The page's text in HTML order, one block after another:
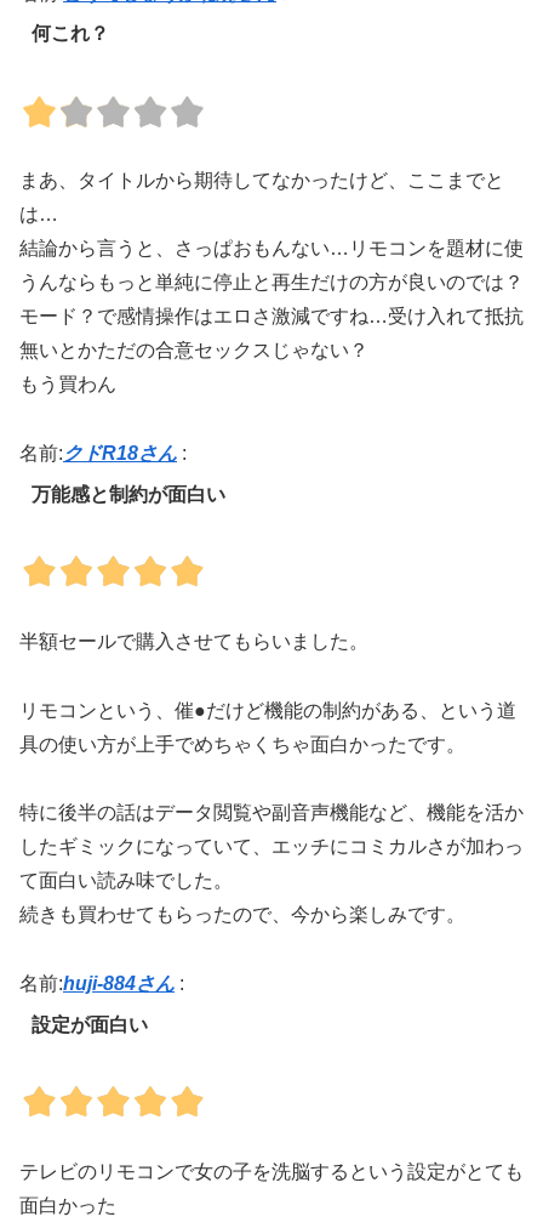
何これ？
まあ、タイトルから期待してなかったけど、ここまでと
は…
結論から言うと、さっぱおもんない…リモコンを題材に使
うんならもっと単純に停止と再生だけの方が良いのでは？
モード？で感情操作はエロさ激減ですね…受け入れて抵抗
無いとかただの合意セックスじゃない？
もう買わん
名前: クドR18さん :
万能感と制約が面白い
半額セールで購入させてもらいました。
リモコンという、催●だけど機能の制約がある、という道
具の使い方が上手でめちゃくちゃ面白かったです。
特に後半の話はデータ閲覧や副音声機能など、機能を活か
したギミックになっていて、エッチにコミカルさが加わっ
て面白い読み味でした。
続きも買わせてもらったので、今から楽しみです。
名前:huji-884さん :
設定が面白い
テレビのリモコンで女の子を洗脳するという設定がとても
面白かった